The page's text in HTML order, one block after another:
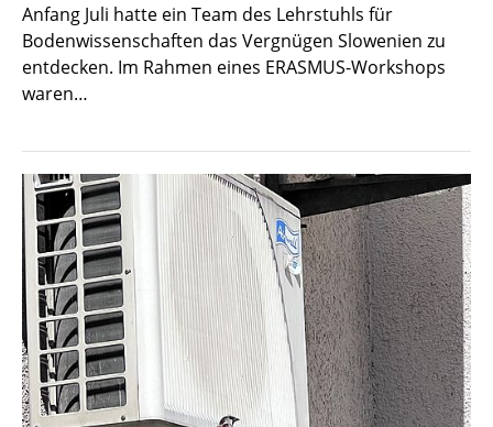
Anfang Juli hatte ein Team des Lehrstuhls für
Bodenwissenschaften das Vergnügen Slowenien zu
entdecken. Im Rahmen eines ERASMUS-Workshops
waren…